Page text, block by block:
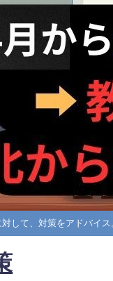
して、対策をアドバイス